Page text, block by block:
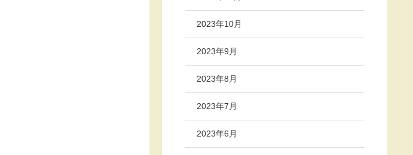
2023年10月
2023年9月
2023年8月
2023年7月
2023年6月